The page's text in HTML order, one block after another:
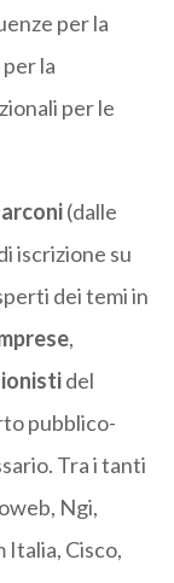
per la
la
per le
(dalle
iscrizione su
dei temi in
,
del
pubblico-
Tra i tanti
Ngi,
Cisco,